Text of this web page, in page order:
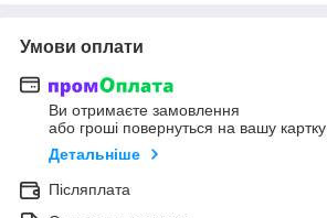
Умови оплати
Ви отримаєте замовлення
або гроші повернуться на вашу картку
Детальніше
Післяплата